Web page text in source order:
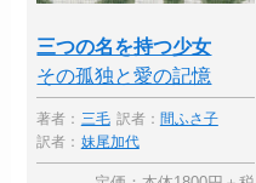
三つの名を持つ少女
その孤独と愛の記憶
著者： 三毛 訳者： 間ふさ子
訳者： 妹尾加代